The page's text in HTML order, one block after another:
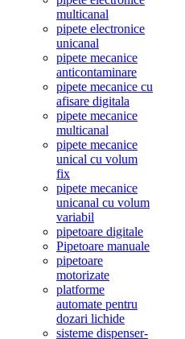
multicanal
pipete electronice
unicanal
pipete mecanice
anticontaminare
pipete mecanice cu
afisare digitala
pipete mecanice
multicanal
pipete mecanice
unical cu volum
fix
pipete mecanice
unicanal cu volum
variabil
pipetoare digitale
Pipetoare manuale
pipetoare
motorizate
platforme
automate pentru
dozari lichide
sisteme dispenser-